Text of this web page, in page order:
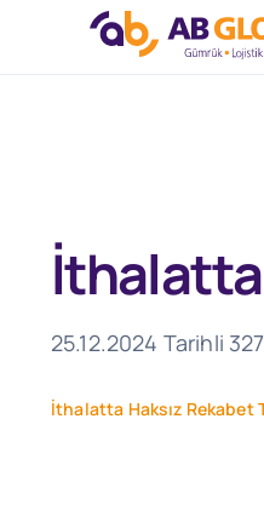
İthalatta
25.12.2024 Tarihli
İthalatta Haksız Rekabet